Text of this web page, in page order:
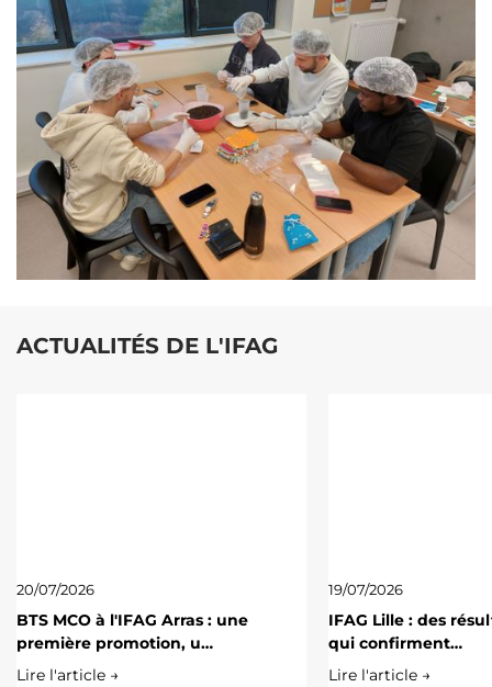
ACTUALITÉS DE L'IFAG
20/07/2026
BTS MCO à l'IFAG Arras : une
première promotion, u…
Lire l'article →
19/07/2026
IFAG Lille : des
qui confirment…
Lire l'article →